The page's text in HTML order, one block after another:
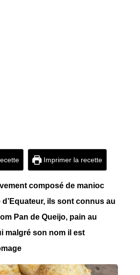
Imprimer la recette
composé de manioc
ils sont connus au
Pan de Queijo, pain au
malgré son nom il est